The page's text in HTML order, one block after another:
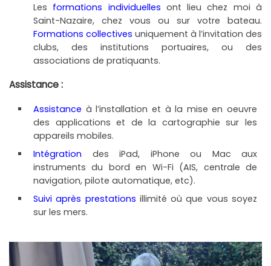
Les formations individuelles ont lieu chez moi à
Saint-Nazaire, chez vous ou sur votre bateau.
Formations collectives uniquement à l’invitation des
clubs, des institutions portuaires, ou des
associations de pratiquants.
Assistance :
Assistance à l’installation et à la mise en oeuvre
des applications et de la cartographie sur les
appareils mobiles.
Intégration des iPad, iPhone ou Mac aux
instruments du bord en Wi-Fi (AIS, centrale de
navigation, pilote automatique, etc).
Suivi après prestations illimité où que vous soyez
sur les mers.